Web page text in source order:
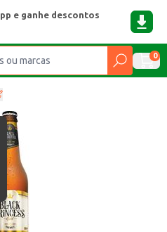
e ganhe descontos
0